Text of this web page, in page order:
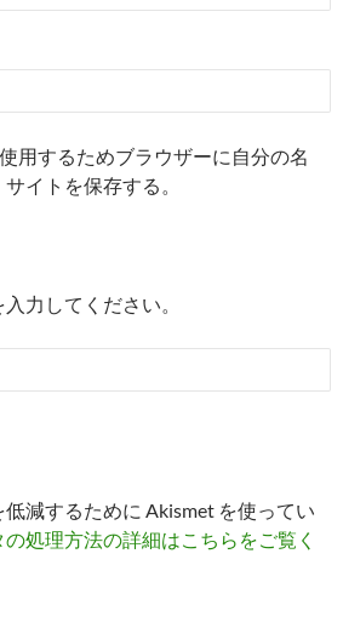
用するためブラウザーに自分の名
イトを保存する。
力してください。
減するために Akismet を使ってい
処理方法の詳細はこちらをご覧く